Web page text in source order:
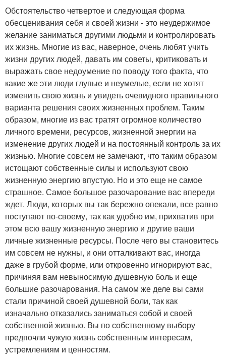
Обстоятельство четвертое и следующая форма
обесценивания себя и своей жизни - это неудержимое
желание заниматься другими людьми и контролировать
их жизнь. Многие из вас, наверное, очень любят учить
жизни других людей, давать им советы, критиковать и
выражать свое недоумение по поводу того факта, что
какие же эти люди глупые и неумелые, если не хотят
изменить свою жизнь и увидеть очевидного правильного
варианта решения своих жизненных проблем. Таким
образом, многие из вас тратят огромное количество
личного времени, ресурсов, жизненной энергии на
изменение других людей и на постоянный контроль за их
жизнью. Многие совсем не замечают, что таким образом
истощают собственные силы и используют свою
жизненную энергию впустую. Но и это еще не самое
страшное. Самое большое разочарование вас впереди
ждет. Люди, которых вы так бережно опекали, все равно
поступают по-своему, так как удобно им, прихватив при
этом всю вашу жизненную энергию и другие ваши
личные жизненные ресурсы. После чего вы становитесь
им совсем не нужны, и они отталкивают вас, иногда
даже в грубой форме, или откровенно игнорируют вас,
причиняя вам невыносимую душевную боль и еще
большие разочарования. На самом же деле вы сами
стали причиной своей душевной боли, так как
изначально отказались заниматься собой и своей
собственной жизнью. Вы по собственному выбору
предпочли чужую жизнь собственным интересам,
устремлениям и ценностям.